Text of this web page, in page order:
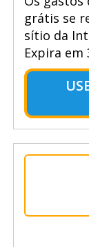
grátis se
sítio da
Expira em